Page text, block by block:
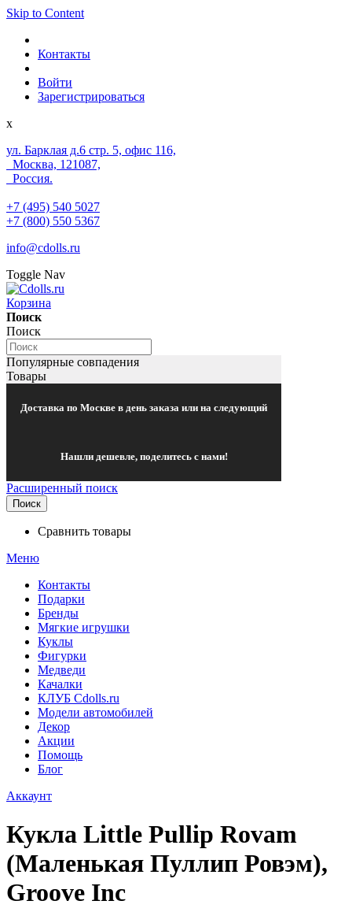
Skip to Content
Контакты
Войти
Зарегистрироваться
x
ул. Барклая д.6 стр. 5, офис 116,
Москва, 121087,
Россия.
+7 (495) 540 5027
+7 (800) 550 5367
info@cdolls.ru
Toggle Nav
Корзина
Поиск
Поиск
Популярные совпадения
Товары
Доставка по Москве в день заказа или на следующий
Нашли дешевле, поделитесь с нами!
Расширенный поиск
Поиск
Сравнить товары
Меню
Контакты
Подарки
Бренды
Мягкие игрушки
Куклы
Фигурки
Медведи
Качалки
КЛУБ Cdolls.ru
Модели автомобилей
Декор
Акции
Помощь
Блог
Аккаунт
Кукла Little Pullip Rovam
(Маленькая Пуллип Ровэм),
Groove Inc